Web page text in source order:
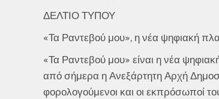
ΔΕΛΤΙΟ ΤΥΠΟΥ
«Τα Ραντεβού μου», η νέα ψηφιακή
«Τα Ραντεβού μου» είναι η νέα
από σήμερα η Ανεξάρτητη Αρχή
φορολογούμενοι και οι εκπρόσωποί